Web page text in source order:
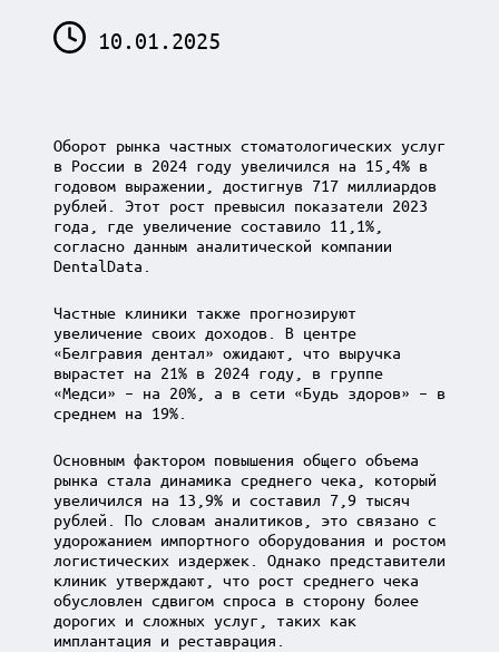
10.01.2025
Оборот рынка частных стоматологических услуг
в России в 2024 году увеличился на 15,4% в
годовом выражении, достигнув 717 миллиардов
рублей. Этот рост превысил показатели 2023
года, где увеличение составило 11,1%,
согласно данным аналитической компании
DentalData.
Частные клиники также прогнозируют
увеличение своих доходов. В центре
«Белгравия дентал» ожидают, что выручка
вырастет на 21% в 2024 году, в группе
«Медси» – на 20%, а в сети «Будь здоров» – в
среднем на 19%.
Основным фактором повышения общего объема
рынка стала динамика среднего чека, который
увеличился на 13,9% и составил 7,9 тысяч
рублей. По словам аналитиков, это связано с
удорожанием импортного оборудования и ростом
логистических издержек. Однако представители
клиник утверждают, что рост среднего чека
обусловлен сдвигом спроса в сторону более
дорогих и сложных услуг, таких как
имплантация и реставрация.